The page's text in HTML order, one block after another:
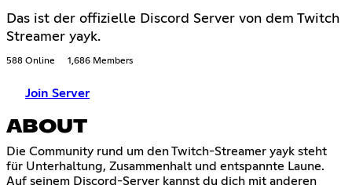
Das ist der offizielle Discord Server von dem Twitch
Streamer yayk.
588 Online 1,686 Members
Join Server
ABOUT
Die Community rund um den Twitch-Streamer yayk steht
für Unterhaltung, Zusammenhalt und entspannte Laune.
Auf seinem Discord-Server kannst du dich mit anderen